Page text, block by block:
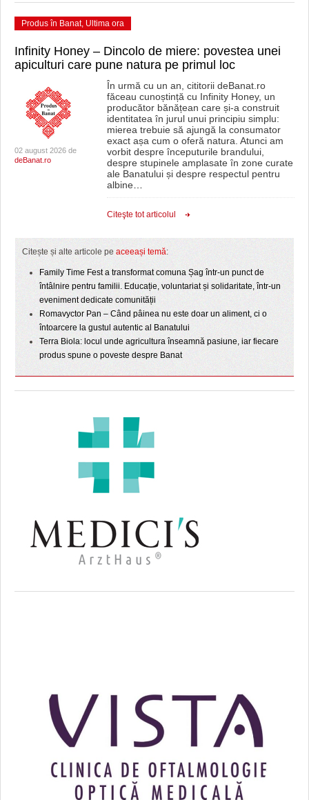
Produs în Banat, Ultima ora
Infinity Honey – Dincolo de miere: povestea unei
apiculturi care pune natura pe primul loc
02 august 2026 de
deBanat.ro
În urmă cu un an, cititorii deBanat.ro
făceau cunoștință cu Infinity Honey, un
producător bănățean care și-a construit
identitatea în jurul unui principiu simplu:
mierea trebuie să ajungă la consumator
exact așa cum o oferă natura. Atunci am
vorbit despre începuturile brandului,
despre stupinele amplasate în zone curate
ale Banatului și despre respectul pentru
albine…
Citeşte tot articolul
Citește și alte articole pe aceeași temă:
Family Time Fest a transformat comuna Șag într-un punct de
întâlnire pentru familii. Educație, voluntariat și solidaritate, într-un
eveniment dedicate comunității
Romavyctor Pan – Când pâinea nu este doar un aliment, ci o
întoarcere la gustul autentic al Banatului
Terra Biola: locul unde agricultura înseamnă pasiune, iar fiecare
produs spune o poveste despre Banat